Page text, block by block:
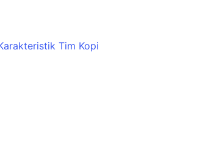
Tim Kopi